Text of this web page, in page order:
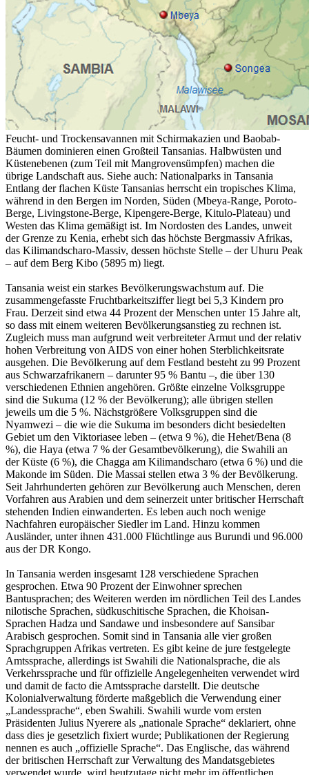
Feucht- und Trockensavannen mit Schirmakazien und Baobab-
Bäumen dominieren einen Großteil Tansanias. Halbwüsten und
Küstenebenen (zum Teil mit Mangrovensümpfen) machen die
übrige Landschaft aus. Siehe auch: Nationalparks in Tansania
Entlang der flachen Küste Tansanias herrscht ein tropisches Klima,
während in den Bergen im Norden, Süden (Mbeya-Range, Poroto-
Berge, Livingstone-Berge, Kipengere-Berge, Kitulo-Plateau) und
Westen das Klima gemäßigt ist. Im Nordosten des Landes, unweit
der Grenze zu Kenia, erhebt sich das höchste Bergmassiv Afrikas,
das Kilimandscharo-Massiv, dessen höchste Stelle – der Uhuru Peak
– auf dem Berg Kibo (5895 m) liegt.
Tansania weist ein starkes Bevölkerungswachstum auf. Die
zusammengefasste Fruchtbarkeitsziffer liegt bei 5,3 Kindern pro
Frau. Derzeit sind etwa 44 Prozent der Menschen unter 15 Jahre alt,
so dass mit einem weiteren Bevölkerungsanstieg zu rechnen ist.
Zugleich muss man aufgrund weit verbreiteter Armut und der relativ
hohen Verbreitung von AIDS von einer hohen Sterblichkeitsrate
ausgehen. Die Bevölkerung auf dem Festland besteht zu 99 Prozent
aus Schwarzafrikanern – darunter 95 % Bantu –, die über 130
verschiedenen Ethnien angehören. Größte einzelne Volksgruppe
sind die Sukuma (12 % der Bevölkerung); alle übrigen stellen
jeweils um die 5 %. Nächstgrößere Volksgruppen sind die
Nyamwezi – die wie die Sukuma im besonders dicht besiedelten
Gebiet um den Viktoriasee leben – (etwa 9 %), die Hehet/Bena (8
%), die Haya (etwa 7 % der Gesamtbevölkerung), die Swahili an
der Küste (6 %), die Chagga am Kilimandscharo (etwa 6 %) und die
Makonde im Süden. Die Massai stellen etwa 3 % der Bevölkerung.
Seit Jahrhunderten gehören zur Bevölkerung auch Menschen, deren
Vorfahren aus Arabien und dem seinerzeit unter britischer Herrschaft
stehenden Indien einwanderten. Es leben auch noch wenige
Nachfahren europäischer Siedler im Land. Hinzu kommen
Ausländer, unter ihnen 431.000 Flüchtlinge aus Burundi und 96.000
aus der DR Kongo.
In Tansania werden insgesamt 128 verschiedene Sprachen
gesprochen. Etwa 90 Prozent der Einwohner sprechen
Bantusprachen; des Weiteren werden im nördlichen Teil des Landes
nilotische Sprachen, südkuschitische Sprachen, die Khoisan-
Sprachen Hadza und Sandawe und insbesondere auf Sansibar
Arabisch gesprochen. Somit sind in Tansania alle vier großen
Sprachgruppen Afrikas vertreten. Es gibt keine de jure festgelegte
Amtssprache, allerdings ist Swahili die Nationalsprache, die als
Verkehrssprache und für offizielle Angelegenheiten verwendet wird
und damit de facto die Amtssprache darstellt. Die deutsche
Kolonialverwaltung förderte maßgeblich die Verwendung einer
„Landessprache“, eben Swahili. Swahili wurde vom ersten
Präsidenten Julius Nyerere als „nationale Sprache“ deklariert, ohne
dass dies je gesetzlich fixiert wurde; Publikationen der Regierung
nennen es auch „offizielle Sprache“. Das Englische, das während
der britischen Herrschaft zur Verwaltung des Mandatsgebietes